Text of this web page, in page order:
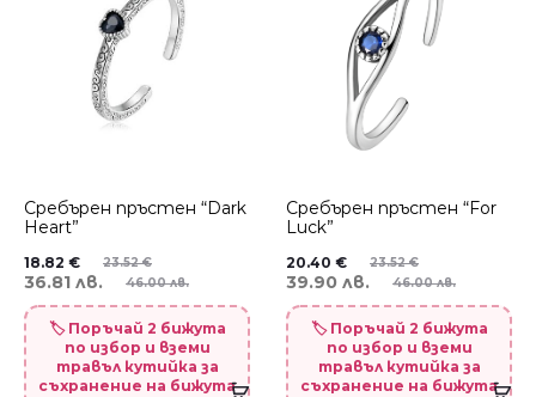
Сребърен пръстен “Dark
Heart”
23.52€
18.82 €
46.00 лв.
36.81 лв.
🏷️ Поръчай 2 бижута
по избор и вземи
травъл кутийка за
съхранение на бижута
Сребърен пръстен “For
Luck”
23.52€
20.40 €
46.00 лв.
39.90 лв.
🏷️ Поръчай 2 бижута
по избор и вземи
травъл кутийка за
съхранение на бижута